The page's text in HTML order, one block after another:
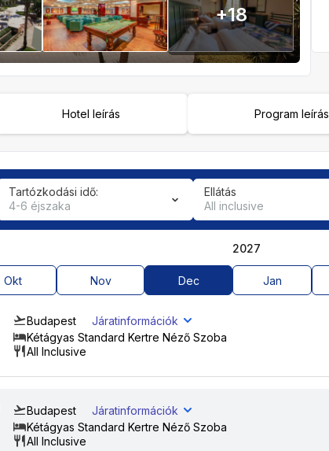
+18
Hotel leírás Program leírás
Tartózkodási idő:
4-6 éjszaka
Ellátás
All inclusive
Okt Nov Dec
2027
Jan
Budapest
Járatinformációk
Kétágyas Standard Kertre Néző Szoba
All Inclusive
Budapest
Járatinformációk
Kétágyas Standard Kertre Néző Szoba
All Inclusive